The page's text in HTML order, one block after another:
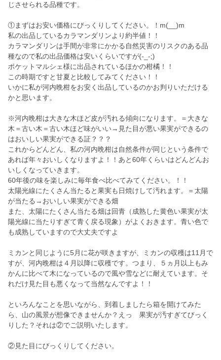
じさせられる品種です。
①まずはお安い価格にびっくりしてください。！m(__)m
私の出品しているカラマンダリンより約半値！！
カラマンダリンは手間が非常にかかる自然災害のリスクのある品
種なので私の出品価格は安いくらいですが(-_-;)
ポケットマルシェ様に出品されているほかの柑橘！！
この時期ですと甘夏と比較してみてください！！
いかに私が河内晩柑をお安く出品しているのかお判りいただける
かと思います。
※河内晩柑は大きな木ほど皮が汚れる傾向になります。＝大きな
木＝古い木＝古い木ほど味がいい→見た目が悪い果実ができるの
はおいしい果実ができる証？？？
これからどんどん、私の河内晩柑は自然条件が同じという条件で
あれば年々おいしくなりますよ！！あと60年くらいはどんどんお
いしくなっていきます。
60年後の味を楽しみに毎年食べ比べてみてください。！！
太陽光線にたくさん当たると果実も日焼けして汚れます。＝太陽
が当たる→おいしい果実ができる畑
また、太陽にたくさん当たる畑は回青（成熟した黄色い果実が太
陽光線に当たりすぎて青く戻る現象）がよくおきます。青い色で
も成熟していますので大丈夫ですよ
ミカンと同じように5月に花が咲きますが、ミカンの収穫は11月で
すが、河内晩柑は４月以降に収穫です。つまり、５ヵ月以上もみ
かんに比べて木になっているので風や雪などに耐えています。そ
れだけ見た目も悪くなって当然なんですよ！！
といろんなことを思いながら、到着しましたら箱を開けてみた
ら、山の風景が想像できませんか？えっ 果実が汚すぎてびっく
りした？それは②でご説明いたします。
②見た目にびっくりしてください。